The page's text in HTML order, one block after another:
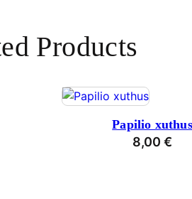
Products
Papilio xuthus
8,00 €